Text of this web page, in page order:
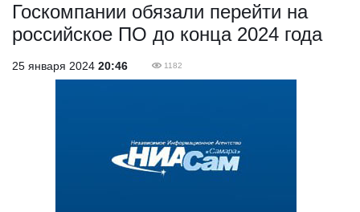
Госкомпании обязали перейти на
российское ПО до конца 2024 года
25 января 2024 20:46 1182